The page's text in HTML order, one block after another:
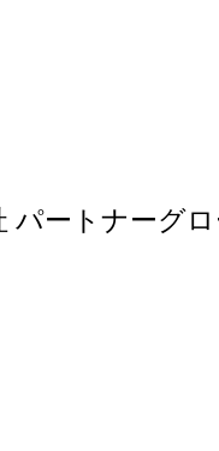
パートナーグ